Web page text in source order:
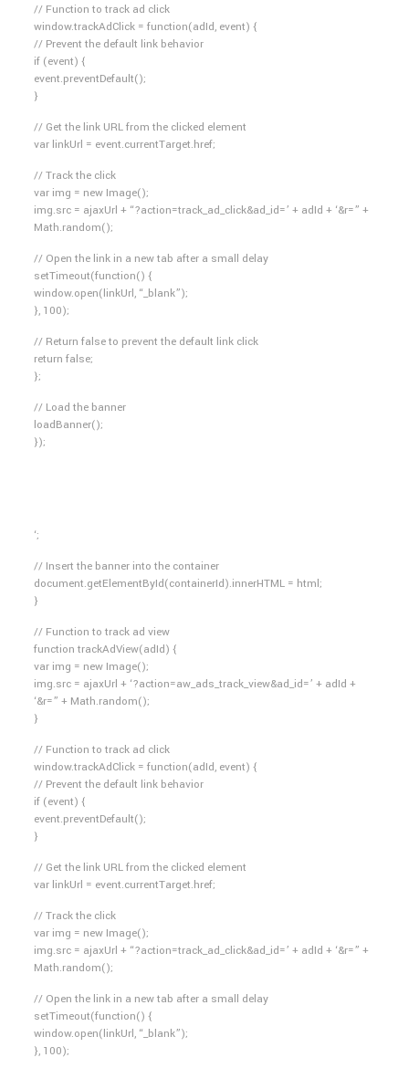
// Function to track ad click
window.trackAdClick = function(adId, event) {
// Prevent the default link behavior
if (event) {
event.preventDefault();
}
// Get the link URL from the clicked element
var linkUrl = event.currentTarget.href;
// Track the click
var img = new Image();
img.src = ajaxUrl + “?action=track_ad_click&ad_id=’ + adId + ‘&r=” +
Math.random();
// Open the link in a new tab after a small delay
setTimeout(function() {
window.open(linkUrl, “_blank”);
}, 100);
// Return false to prevent the default link click
return false;
};
// Load the banner
loadBanner();
});
‘;
// Insert the banner into the container
document.getElementById(containerId).innerHTML = html;
}
// Function to track ad view
function trackAdView(adId) {
var img = new Image();
img.src = ajaxUrl + ‘?action=aw_ads_track_view&ad_id=’ + adId +
‘&r=” + Math.random();
}
// Function to track ad click
window.trackAdClick = function(adId, event) {
// Prevent the default link behavior
if (event) {
event.preventDefault();
}
// Get the link URL from the clicked element
var linkUrl = event.currentTarget.href;
// Track the click
var img = new Image();
img.src = ajaxUrl + “?action=track_ad_click&ad_id=’ + adId + ‘&r=” +
Math.random();
// Open the link in a new tab after a small delay
setTimeout(function() {
window.open(linkUrl, “_blank”);
}, 100);